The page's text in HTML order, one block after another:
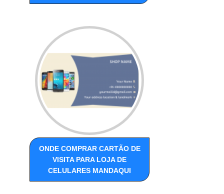
ONDE COMPRAR CARTÃO DE
VISITA PARA LOJA DE
CELULARES MANDAQUI